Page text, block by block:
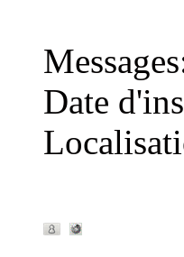
Messages
Date